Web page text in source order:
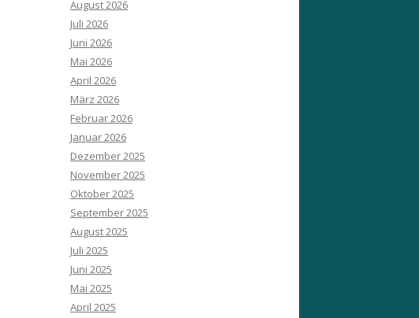
August 2026
Juli 2026
Juni 2026
Mai 2026
April 2026
März 2026
Februar 2026
Januar 2026
Dezember 2025
November 2025
Oktober 2025
September 2025
August 2025
Juli 2025
Juni 2025
Mai 2025
April 2025